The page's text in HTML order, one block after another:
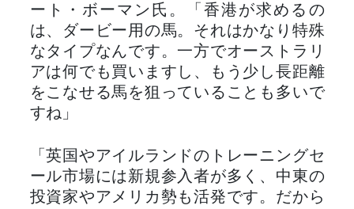
ート・ボーマン氏。「香港が求めるの
は、ダービー用の馬。それはかなり特殊
なタイプなんです。一方でオーストラリ
アは何でも買いますし、もう少し長距離
をこなせる馬を狙っていることも多いで
すね」
「英国やアイルランドのトレーニングセ
ール市場には新規参入者が多く、中東の
投資家やアメリカ勢も活発です。だから